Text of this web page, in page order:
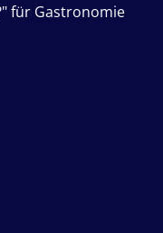
für Gastronomie